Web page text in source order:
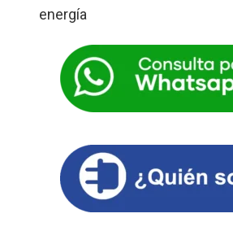
energía